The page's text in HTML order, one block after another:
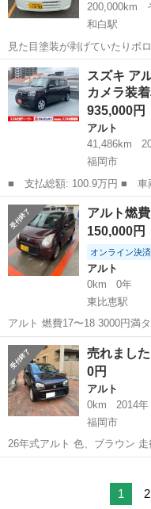
200,000km
和白駅
見た目塗装が剥げていたりボ
キロ走ってます 走りに問題を
20日です 数ヶ月前に車屋の友だちに状態を見てもらってて、車検でゴ
ム類は全交換だろうけど...
福岡 福岡市 和白駅
スズキ ア
カメラ装
935,000円
アルト
41,486km
福岡市
■ 支払総額: 100.9万円 ■ 車両本体価格： 935,000 円 ■ メーカー
名： スズキ ■ 車種名： ア
Ｄ Ｓ バックアイカメラ装
オ│ステアリ...
福岡 福岡市 アルト
アルト燃
150,000円
オンライン決済
アルト
0km
0年
東比恵駅
アルト 燃費17〜18 3000円満
8月末
福岡 福岡市 東比恵駅
売れまし
0円
アルト
0km
2014年
福岡市
26年式アルト 色、ブラウン
ーダーサポートブレーキ エ
1 2